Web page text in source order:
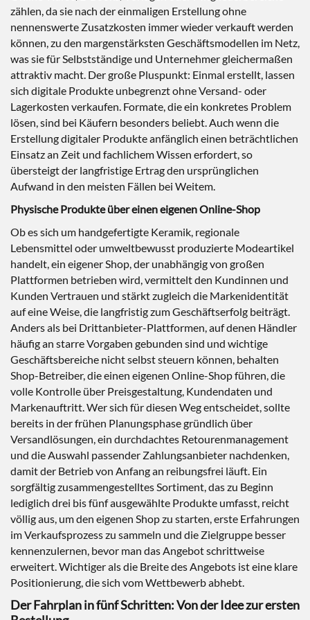
zählen, da sie nach der einmaligen Erstellung ohne
nennenswerte Zusatzkosten immer wieder verkauft werden
können, zu den margenstärksten Geschäftsmodellen im Netz,
was sie für Selbstständige und Unternehmer gleichermaßen
attraktiv macht. Der große Pluspunkt: Einmal erstellt, lassen
sich digitale Produkte unbegrenzt ohne Versand- oder
Lagerkosten verkaufen. Formate, die ein konkretes Problem
lösen, sind bei Käufern besonders beliebt. Auch wenn die
Erstellung digitaler Produkte anfänglich einen beträchtlichen
Einsatz an Zeit und fachlichem Wissen erfordert, so
übersteigt der langfristige Ertrag den ursprünglichen
Aufwand in den meisten Fällen bei Weitem.
Physische Produkte über einen eigenen Online-Shop
Ob es sich um handgefertigte Keramik, regionale
Lebensmittel oder umweltbewusst produzierte Modeartikel
handelt, ein eigener Shop, der unabhängig von großen
Plattformen betrieben wird, vermittelt den Kundinnen und
Kunden Vertrauen und stärkt zugleich die Markenidentität
auf eine Weise, die langfristig zum Geschäftserfolg beiträgt.
Anders als bei Drittanbieter-Plattformen, auf denen Händler
häufig an starre Vorgaben gebunden sind und wichtige
Geschäftsbereiche nicht selbst steuern können, behalten
Shop-Betreiber, die einen eigenen Online-Shop führen, die
volle Kontrolle über Preisgestaltung, Kundendaten und
Markenauftritt. Wer sich für diesen Weg entscheidet, sollte
bereits in der frühen Planungsphase gründlich über
Versandlösungen, ein durchdachtes Retourenmanagement
und die Auswahl passender Zahlungsanbieter nachdenken,
damit der Betrieb von Anfang an reibungsfrei läuft. Ein
sorgfältig zusammengestelltes Sortiment, das zu Beginn
lediglich drei bis fünf ausgewählte Produkte umfasst, reicht
völlig aus, um den eigenen Shop zu starten, erste Erfahrungen
im Verkaufsprozess zu sammeln und die Zielgruppe besser
kennenzulernen, bevor man das Angebot schrittweise
erweitert. Wichtiger als die Breite des Angebots ist eine klare
Positionierung, die sich vom Wettbewerb abhebt.
Der Fahrplan in fünf Schritten: Von der Idee zur ersten